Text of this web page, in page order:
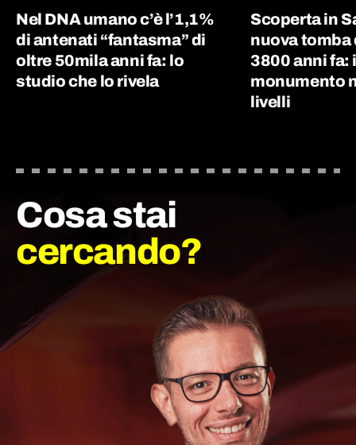
Nel DNA umano c’è l’1,1%
di antenati “fantasma” di
oltre 50mila anni fa: lo
studio che lo rivela
Scoperta in
nuova tomba
3800 anni fa:
monumento
livelli
Cosa stai
cercando?